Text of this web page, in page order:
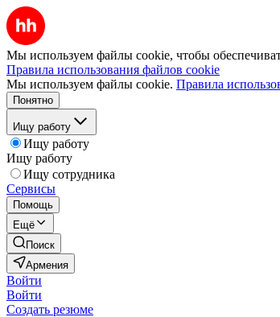
Мы используем файлы cookie, чтобы
Правила использования файлов cookie
Мы используем файлы cookie. Правила
Понятно
Ищу работу
Ищу работу
Ищу работу
Ищу сотрудника
Сервисы
Помощь
Ещё
Поиск
Армения
Войти
Войти
Создать резюме